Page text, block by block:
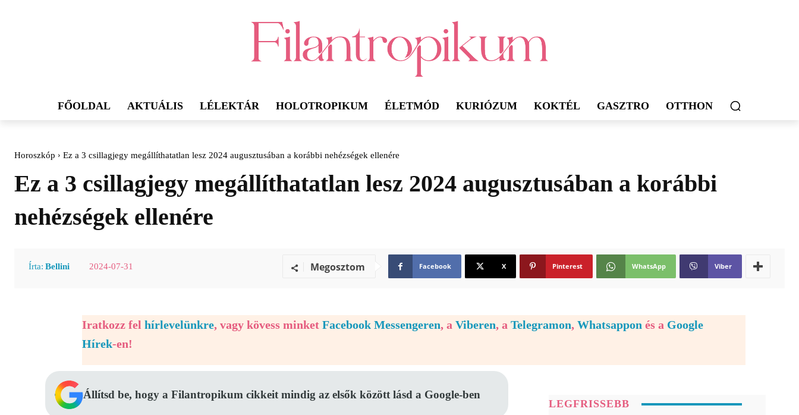
FŐOLDAL AKTUÁLIS LÉLEKTÁR HOLOTROPIKUM ÉLETMÓD KURIÓZUM KOKTÉL GASZTRO OTTHON
Horoszkóp Ez a 3 csillagjegy megállíthatatlan lesz 2024 augusztusában a korábbi nehézségek ellenére
Ez a 3 csillagjegy megállíthatatlan lesz 2024 augusztusában a korábbi
nehézségek ellenére
Írta: Bellini 2024-07-31 Megosztom Facebook X Pinterest WhatsApp Viber
Iratkozz fel hírlevelünkre, vagy kövess minket Facebook Messengeren, a Viberen, a Telegramon, Whatsappon és a Google
Hírek-en!
Állítsd be, hogy a Filantropikum cikkeit mindig az elsők között lásd a Google-ben
LEGFRISSEBB